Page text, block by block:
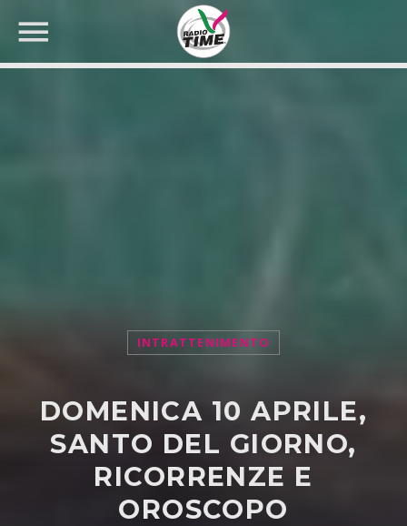
INTRATTENIMENTO
DOMENICA 10 APRILE,
SANTO DEL GIORNO,
RICORRENZE E
OROSCOPO